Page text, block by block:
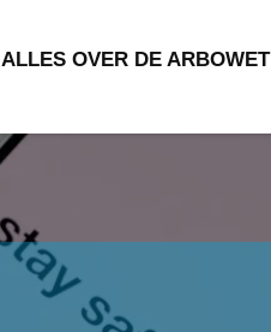
ALLES OVER DE ARBOWET